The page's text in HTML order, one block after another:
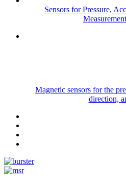
Sensors for Pressure,
Magnetic sensors for the
direction,